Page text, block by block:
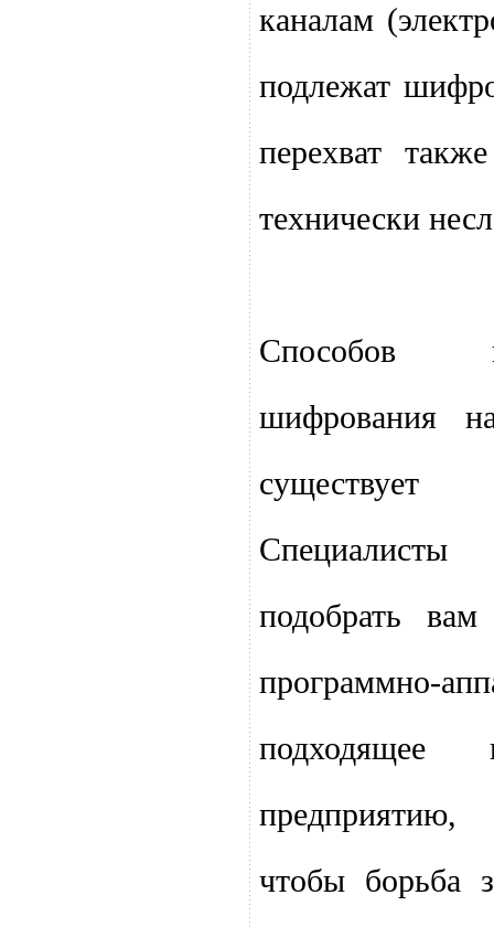
каналам
подлежат
перехват
технически
Способов
шифрования
подобрать
программно-
подходящее
чтобы борьба